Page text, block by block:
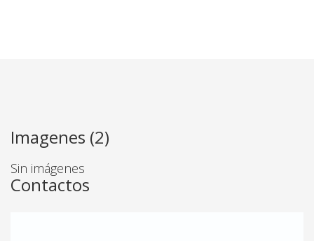
PANORAMA EPIDEMIOLÓGICO DEL USO DE
Jesús Cabrera S, Raúl Zapata Aguilar, Fernando
Imagenes (2)
Sin imágenes
Contactos